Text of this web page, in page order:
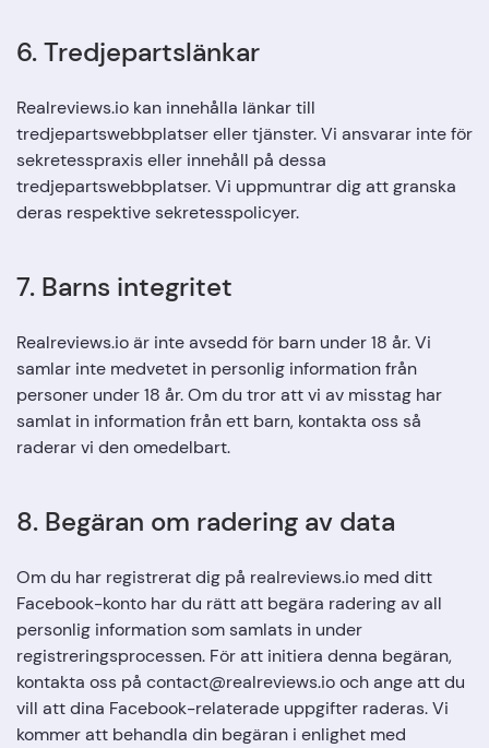
6. Tredjepartslänkar
Realreviews.io kan innehålla länkar till
tredjepartswebbplatser eller tjänster. Vi ansvarar inte för
sekretesspraxis eller innehåll på dessa
tredjepartswebbplatser. Vi uppmuntrar dig att granska
deras respektive sekretesspolicyer.
7. Barns integritet
Realreviews.io är inte avsedd för barn under 18 år. Vi
samlar inte medvetet in personlig information från
personer under 18 år. Om du tror att vi av misstag har
samlat in information från ett barn, kontakta oss så
raderar vi den omedelbart.
8. Begäran om radering av data
Om du har registrerat dig på realreviews.io med ditt
Facebook-konto har du rätt att begära radering av all
personlig information som samlats in under
registreringsprocessen. För att initiera denna begäran,
kontakta oss på contact@realreviews.io och ange att du
vill att dina Facebook-relaterade uppgifter raderas. Vi
kommer att behandla din begäran i enlighet med